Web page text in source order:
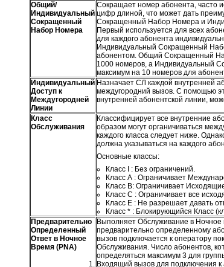
Общий/
Индивидуальный
Сокращенный
Набор Номера
Сокращает номер абонента, часто
цифр длиной, что может дать
Сокращенный Набор Номера и
Первый используется для всех
для каждого абонента
Индивидуальный Сокращенный
абонентом. Общий Сокращенный
1000 номеров, а Индивидуальный
максимум на 10 номеров для
Индивидуальный
Доступ к
Междугородней
Линии
Назначает СЛ каждой внутренней
междугородний вызов. С помощью
внутренней абонентской линии,
Класс
Обслуживания
Классифицирует все внутренние
образом могут органичиваться
каждого класса следует ниже.
должна указываться на каждого
Основные классы:
Класс I : Без ограничений.
Класс А : Ограничивает
Класс В: Ограничивает
Класс С : Ограничивает все
Класс Е : Не разрешает давать
Класс * : Блокирующийся Класс
Предварительно
Определенный
Ответ в Ночное
Время (PNA)
Выполняет Обслуживание в Ночное
предварительно определенному
вызов подключается к оператору
Обслуживания. Число абонентов,
определяться максимум 3 для
Входящий вызов для подключения